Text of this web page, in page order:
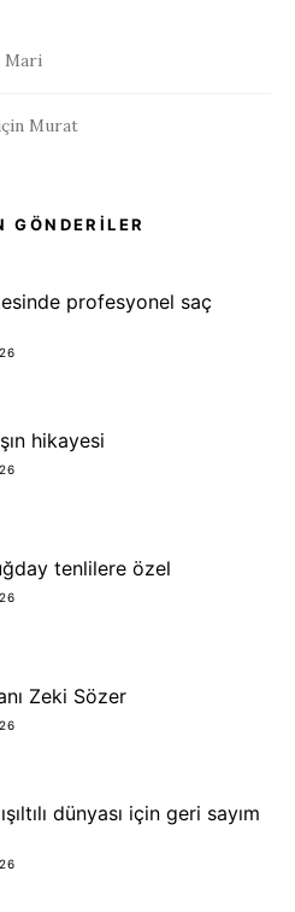
Mari
Murat
GÖNDERİLER
profesyonel saç
hikayesi
tenlilere özel
Zeki Sözer
dünyası için geri sayım